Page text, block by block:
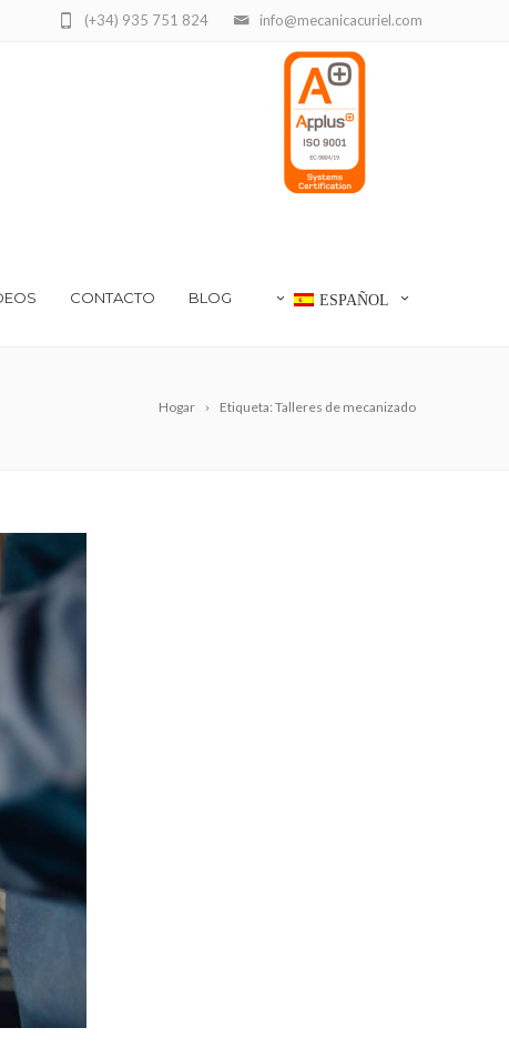
info@mecanicacuriel.com
(+34) 935 751 824
CONTACTO BLOG ESPAÑOL
Hogar Etiqueta: Talleres de mecanizado